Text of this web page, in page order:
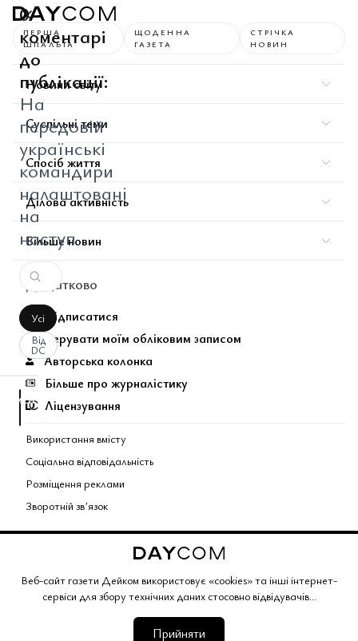
Веб-сайт газети Дейком використовує «cookies» та інші інтернет-
сервіси для збору технічних даних стосовно відвідувачів...
Прийняти
0
коментарі
до
публікації:
На
передовій
українські
командири
налаштовані
на
наступ
Усі
Від
DC
вашим
запитом
знайдено.
ПЕРША
ШПАЛЬТА
ЩОДЕННА
ГАЗЕТА
СТРІЧКА
НОВИН
Новини світу
Суспільні теми
Спосіб життя
Ділова активність
Більше новин
Додатково
Підписатися
Керувати моїм обліковим записом
Авторська колонка
Більше про журналістику
Ліцензування
Використання вмісту
Соціальна відповідальність
Розміщення реклами
Зворотній звʼязок
Поєднані теми газети
Copyright © 2026 Газета Дейком . Всі права захищено.
Корпоративний розділГазета ДейкомУгоди та партнерство
Політика конфіденційностіРедакційна політика
Умови продажу Мапа сайту